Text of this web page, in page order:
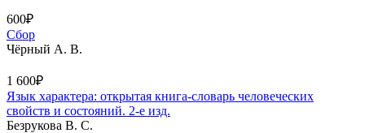
600₽
Сбор
Чёрный А. В.
1 600₽
Язык характера: открытая книга-словарь человеческих
свойств и состояний. 2-е изд.
Безрукова В. С.